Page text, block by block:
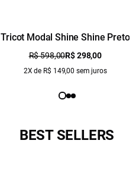
Tricot Modal Shine Shine Preto
R$ 598,00R$ 298,00
2X de R$ 149,00 sem juros
BEST SELLERS